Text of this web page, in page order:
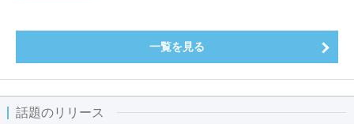
一覧を見る
話題のリリース